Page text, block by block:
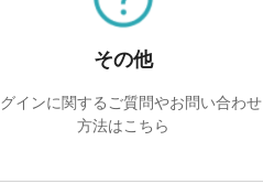
その他
インに関するご質問やお問い合わせ
方法はこちら